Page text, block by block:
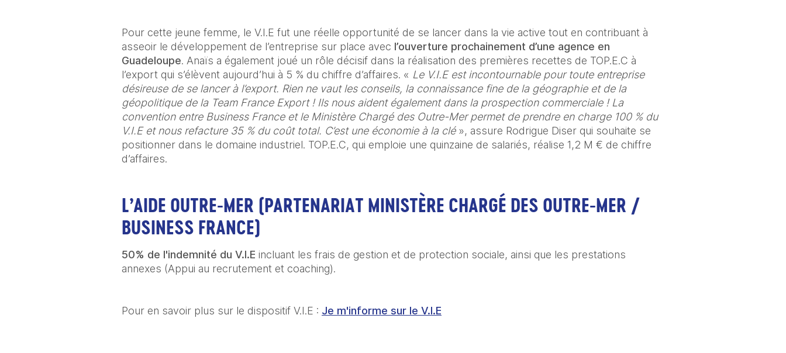
Pour cette jeune femme, le V.I.E fut une réelle opportunité de se lancer dans la vie active tout en contribuant à
asseoir le développement de l’entreprise sur place avec l’ouverture prochainement d’une agence en
Guadeloupe. Anaïs a également joué un rôle décisif dans la réalisation des premières recettes de TOP.E.C à
l’export qui s’élèvent aujourd’hui à 5 % du chiffre d’affaires. « Le V.I.E est incontournable pour toute entreprise
désireuse de se lancer à l’export. Rien ne vaut les conseils, la connaissance fine de la géographie et de la
géopolitique de la Team France Export ! Ils nous aident également dans la prospection commerciale ! La
convention entre Business France et le Ministère Chargé des Outre-Mer permet de prendre en charge 100 % du
V.I.E et nous refacture 35 % du coût total. C’est une économie à la clé », assure Rodrigue Diser qui souhaite se
positionner dans le domaine industriel. TOP.E.C, qui emploie une quinzaine de salariés, réalise 1,2 M € de chiffre
d’affaires.
L’AIDE OUTRE-MER (PARTENARIAT MINISTÈRE CHARGÉ DES OUTRE-MER /
BUSINESS FRANCE)
50% de l'indemnité du V.I.E incluant les frais de gestion et de protection sociale, ainsi que les prestations
annexes (Appui au recrutement et coaching).
Pour en savoir plus sur le dispositif V.I.E : Je m'informe sur le V.I.E